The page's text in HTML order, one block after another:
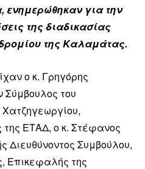
για την
της διαδικασίας
της Καλαμάτας.
ο κ. Γρηγόρης
Σύμβουλος του
ΕΤΑΔ, ο κ. Στέφανος
Διευθύνοντος Συμβούλου,
Επικεφαλής της